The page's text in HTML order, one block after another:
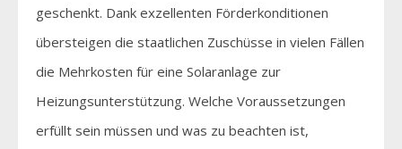
geschenkt. Dank exzellenten Förderkonditionen
übersteigen die staatlichen Zuschüsse in vielen Fällen
die Mehrkosten für eine Solaranlage zur
Heizungsunterstützung. Welche Voraussetzungen
erfüllt sein müssen und was zu beachten ist,